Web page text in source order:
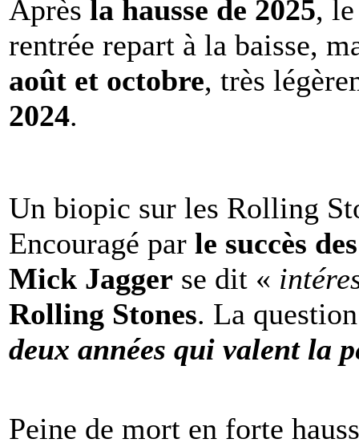
Après la hausse de 2025,
rentrée repart à la baisse,
août et octobre, très
2024.
Un biopic sur les Rolling
Encouragé par le succès
Mick Jagger se dit «
Rolling Stones. La
deux années qui valent la
Peine de mort en forte